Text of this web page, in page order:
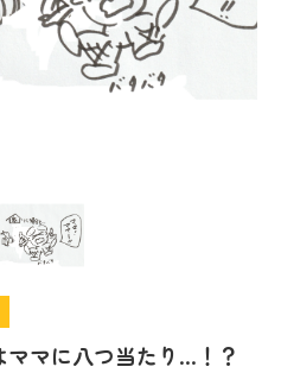
マに八つ当たり…！？